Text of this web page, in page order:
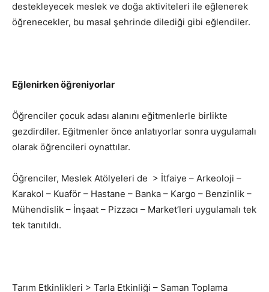
destekleyecek meslek ve doğa aktiviteleri ile eğlenerek
öğrenecekler, bu masal şehrinde dilediği gibi eğlendiler.
Eğlenirken öğreniyorlar
Öğrenciler çocuk adası alanını eğitmenlerle birlikte
gezdirdiler. Eğitmenler önce anlatıyorlar sonra uygulamalı
olarak öğrencileri oynattılar.
Öğrenciler, Meslek Atölyeleri de > İtfaiye – Arkeoloji –
Karakol – Kuaför – Hastane – Banka – Kargo – Benzinlik –
Mühendislik – İnşaat – Pizzacı – Market’leri uygulamalı tek
tek tanıtıldı.
Tarım Etkinlikleri > Tarla Etkinliği – Saman Toplama